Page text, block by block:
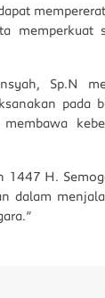
memperkuat
Sp.N
pada
1447 H.
dalam